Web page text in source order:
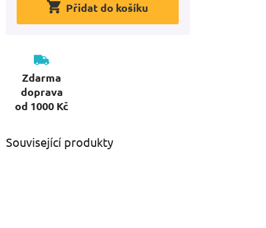
Přidat do košíku
Zdarma
doprava
od 1000 Kč
Související produkty